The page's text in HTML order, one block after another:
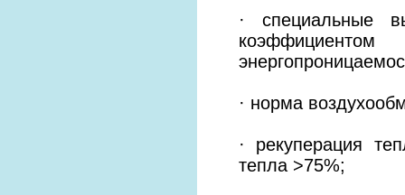
· специальные
· норма
· рекуперация
тепла >75%;